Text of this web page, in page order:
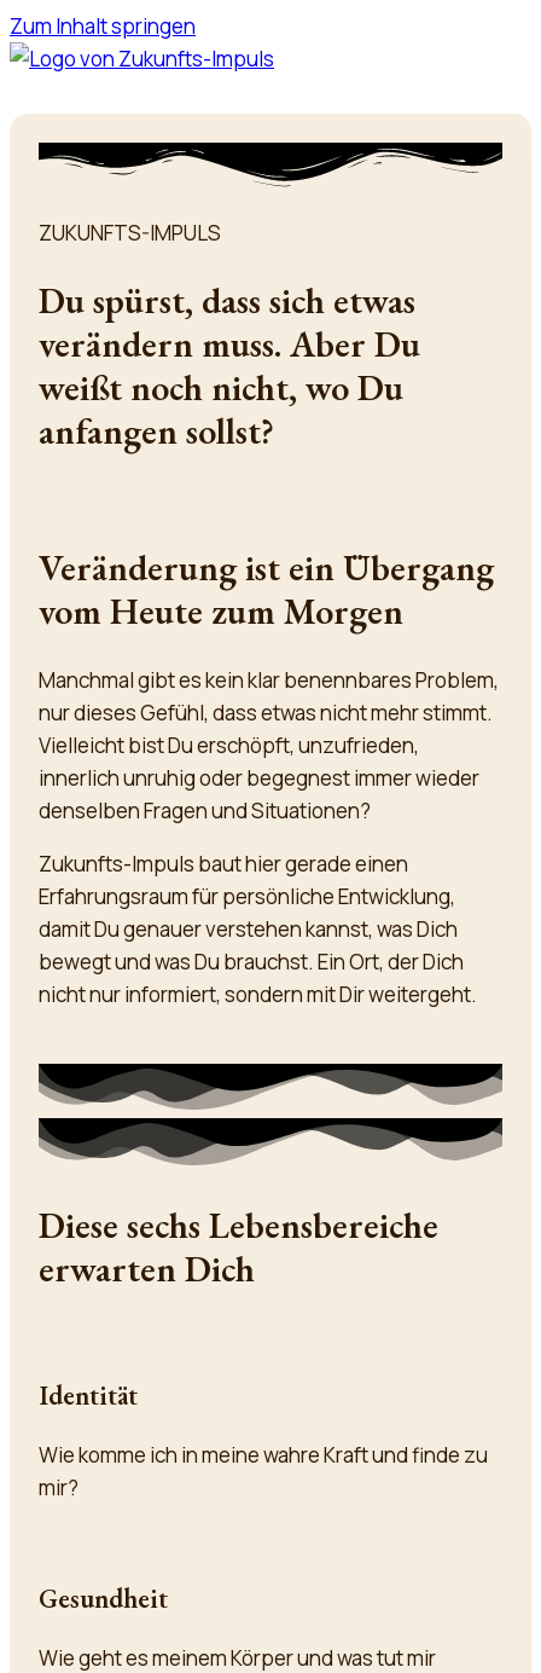
Zum Inhalt springen
ZUKUNFTS-IMPULS
Du spürst, dass sich etwas
verändern muss. Aber Du
weißt noch nicht, wo Du
anfangen sollst?
Veränderung ist ein Übergang
vom Heute zum Morgen
Manchmal gibt es kein klar benennbares Problem,
nur dieses Gefühl, dass etwas nicht mehr stimmt.
Vielleicht bist Du erschöpft, unzufrieden,
innerlich unruhig oder begegnest immer wieder
denselben Fragen und Situationen?
Zukunfts-Impuls baut hier gerade einen
Erfahrungsraum für persönliche Entwicklung,
damit Du genauer verstehen kannst, was Dich
bewegt und was Du brauchst. Ein Ort, der Dich
nicht nur informiert, sondern mit Dir weitergeht.
Diese sechs Lebensbereiche
erwarten Dich
Identität
Wie komme ich in meine wahre Kraft und finde zu
mir?
Gesundheit
Wie geht es meinem Körper und was tut mir